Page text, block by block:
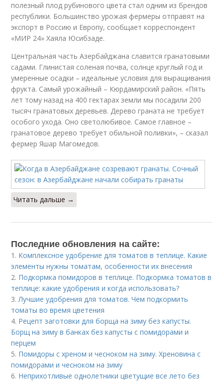
полезный плод рубинового цвета стал одним из брендов
республики. Большинство урожая фермеры отправят на
экспорт в Россию и Европу, сообщает корреспондент
«МИР 24» Хаяла Юсибзаде.
Центральная часть Азербайджана славится гранатовыми
садами. Глинистая соленая почва, солнце круглый год и
умеренные осадки – идеальные условия для выращивания
фрукта. Самый урожайный – Кюрдамирский район. «Пять
лет тому назад на 400 гектарах земли мы посадили 200
тысяч гранатовых деревьев. Дерево граната не требует
особого ухода. Оно светолюбивое. Самое главное –
гранатовое дерево требует обильной поливки», – сказал
фермер Яшар Магомедов.
Читать дальше →
Последние обновления на сайте:
1. Комплексное удобрение для томатов в теплице. Какие
элементы нужны томатам, особенности их внесения
2. Подкормка помидоров в теплице. Подкормка томатов в
теплице: какие удобрения и когда использовать?
3.Лучшие удобрения для томатов. Чем подкормить
томаты во время цветения
4. Рецепт заготовки для борща на зиму без капусты.
Борщ на зиму в банках без капусты с помидорами и
перцем
5. Помидоры с хреном и чесноком на зиму. Хреновина с
помидорами и чесноком на зиму
6. Неприхотливые однолетники цветущие все лето без